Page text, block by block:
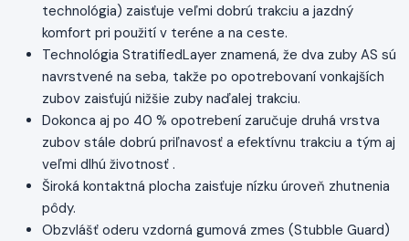
technológia) zaisťuje veľmi dobrú trakciu a jazdný
komfort pri použití v teréne a na ceste.
Technológia StratifiedLayer znamená, že dva zuby AS sú
navrstvené na seba, takže po opotrebovaní vonkajších
zubov zaisťujú nižšie zuby naďalej trakciu.
Dokonca aj po 40 % opotrebení zaručuje druhá vrstva
zubov stále dobrú priľnavosť a efektívnu trakciu a tým aj
veľmi dlhú životnosť .
Široká kontaktná plocha zaisťuje nízku úroveň zhutnenia
pôdy.
Obzvlášť oderu vzdorná gumová zmes (Stubble Guard)